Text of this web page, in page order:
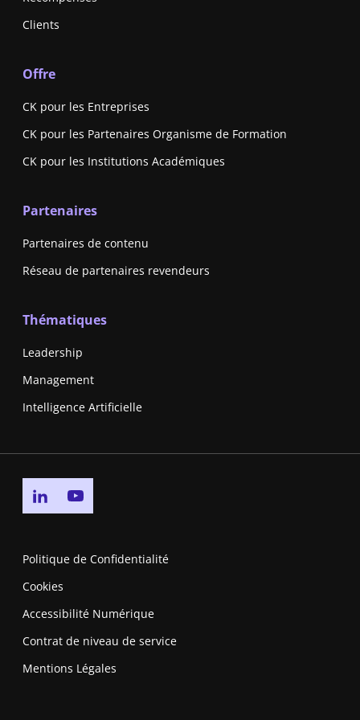
Clients
Offre
CK pour les Entreprises
CK pour les Partenaires Organisme de Formation
CK pour les Institutions Académiques
Partenaires
Partenaires de contenu
Réseau de partenaires revendeurs
Thématiques
Leadership
Management
Intelligence Artificielle
Go to linkedin page
Politique de Confidentialité
Cookies
Accessibilité Numérique
Contrat de niveau de service
Mentions Légales